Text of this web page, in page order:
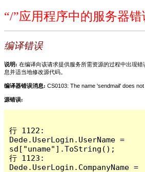
“/”应用程序中的服务器错
编译错误
说明: 在编译向该请求提供服务所需资源的过程中出现
息并适当地修改源代码。
编译器错误消息: CS0103: The name 'sendmail' does
源错误:
行 1122:
Dede.UserLogin.UserName =
sd["uname"].ToString();
行 1123:
Dede.UserLogin.CompanyName =